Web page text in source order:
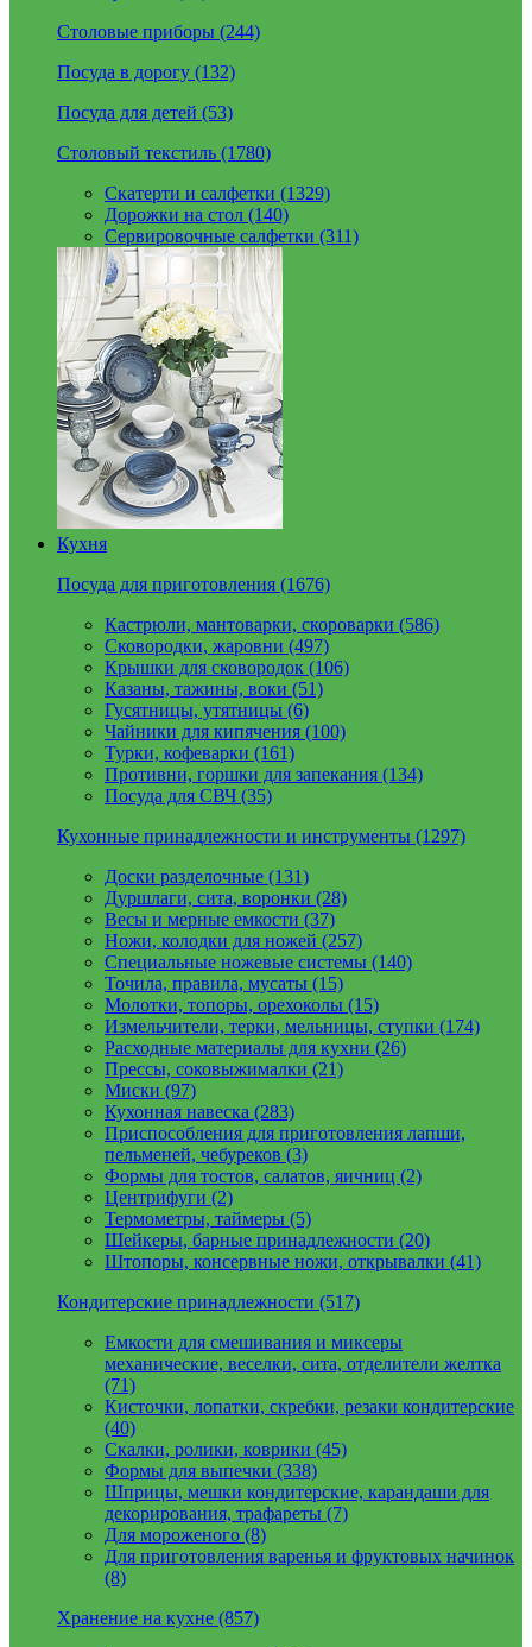
Столовые приборы (244)
Посуда в дорогу (132)
Посуда для детей (53)
Столовый текстиль (1780)
Скатерти и салфетки (1329)
Дорожки на стол (140)
Сервировочные салфетки (311)
Кухня
Посуда для приготовления (1676)
Кастрюли, мантоварки, скороварки (586)
Сковородки, жаровни (497)
Крышки для сковородок (106)
Казаны, тажины, воки (51)
Гусятницы, утятницы (6)
Чайники для кипячения (100)
Турки, кофеварки (161)
Противни, горшки для запекания (134)
Посуда для СВЧ (35)
Кухонные принадлежности и инструменты (1297)
Доски разделочные (131)
Дуршлаги, сита, воронки (28)
Весы и мерные емкости (37)
Ножи, колодки для ножей (257)
Специальные ножевые системы (140)
Точила, правила, мусаты (15)
Молотки, топоры, орехоколы (15)
Измельчители, терки, мельницы, ступки (174)
Расходные материалы для кухни (26)
Прессы, соковыжималки (21)
Миски (97)
Кухонная навеска (283)
Приспособления для приготовления лапши,
пельменей, чебуреков (3)
Формы для тостов, салатов, яичниц (2)
Центрифуги (2)
Термометры, таймеры (5)
Шейкеры, барные принадлежности (20)
Штопоры, консервные ножи, открывалки (41)
Кондитерские принадлежности (517)
Емкости для смешивания и миксеры
механические, веселки, сита, отделители желтка
(71)
Кисточки, лопатки, скребки, резаки кондитерские
(40)
Скалки, ролики, коврики (45)
Формы для выпечки (338)
Шприцы, мешки кондитерские, карандаши для
декорирования, трафареты (7)
Для мороженого (8)
Для приготовления варенья и фруктовых начинок
(8)
Хранение на кухне (857)